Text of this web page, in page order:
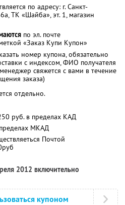
по адресу: г. Санкт-
ТК «Шайба», эт. 1, магазин
по эл. почте
«Заказ Купи Купон»
номер купона, обязательно
с индексом, ФИО получателя
свяжется с вами в течение
заказа)
отдельно.
руб. в пределах КАД
МКАД
Почтой
2012 включительно
купоном